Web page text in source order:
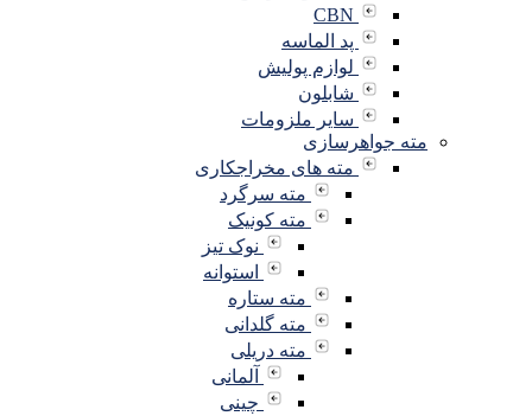
CBN
پد الماسه
لوازم پولیش
شابلون
سایر ملزومات
مته جواهرسازی
مته های مخراجکاری
مته سرگرد
مته کونیک
نوک تیز
استوانه
مته ستاره
مته گلدانی
مته دریلی
آلمانی
چینی